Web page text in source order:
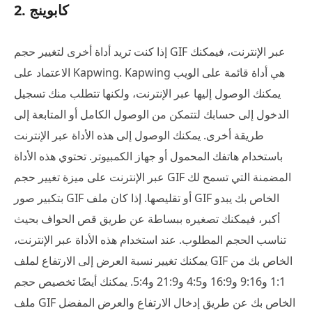
2. كابوينج
إذا كنت تريد أداة أخرى لتغيير حجم GIF عبر الإنترنت، فيمكنك
الاعتماد على Kapwing. Kapwing هي أداة قائمة على الويب
يمكنك الوصول إليها عبر الإنترنت، ولكنها تتطلب منك تسجيل
الدخول إلى حسابك لتتمكن من الوصول الكامل أو المتابعة إلى
طريقة أخرى. يمكنك الوصول إلى هذه الأداة عبر الإنترنت
باستخدام هاتفك المحمول أو جهاز الكمبيوتر. تحتوي هذه الأداة
عبر الإنترنت على ميزة تغيير حجم GIF المضمنة التي تسمح لك
بتكبير صور GIF أو تقليصها. إذا كان ملف GIF الخاص بك يبدو
أكبر، فيمكنك تصغيره ببساطة عن طريق قص الحواف بحيث
تناسب الحجم المطلوب. عند استخدام هذه الأداة عبر الإنترنت،
يمكنك تغيير نسبة العرض إلى الارتفاع لملف GIF الخاص بك من
1:1 و9:16 و16:9 و4:5 و21:9 و5:4. يمكنك أيضًا تخصيص حجم
ملف GIF الخاص بك عن طريق إدخال الارتفاع والعرض المفضل